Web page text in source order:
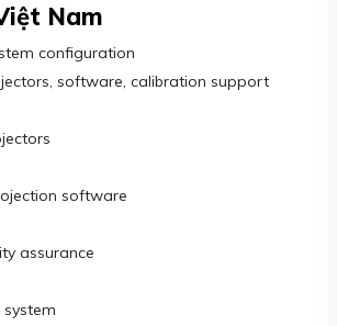
Nam
configuration
software, calibration support
software
assurance
system